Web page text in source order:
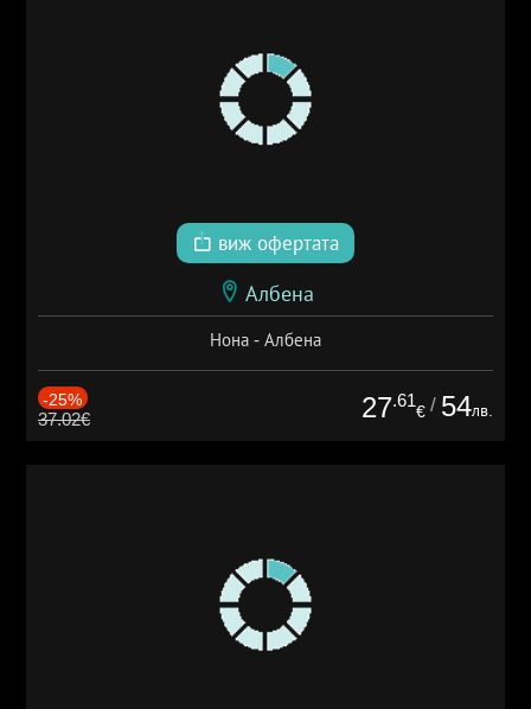
виж офертата
Албена
Нона - Албена
-25%
37.02€ 27.61
€ / 54лв.